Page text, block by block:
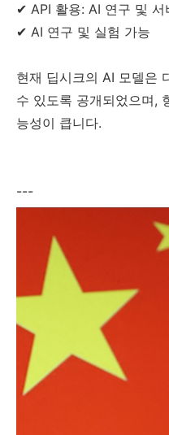
✔ API 활용: AI 연구 및
✔ AI 연구 및 실험 가능
현재 딥시크의 AI 모델은
수 있도록 공개되었으며,
능성이 큽니다.
---